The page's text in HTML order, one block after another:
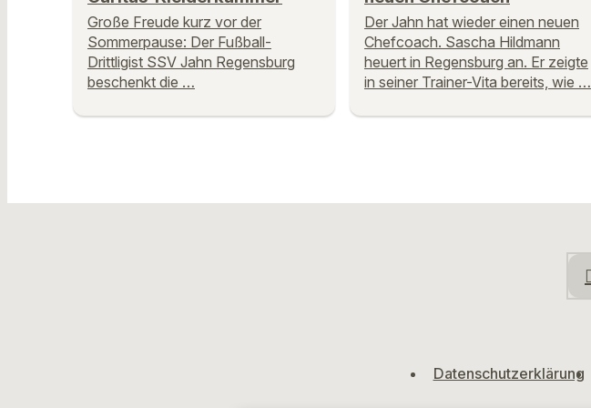
Große Freude kurz vor der
Sommerpause: Der Fußball-
Drittligist SSV Jahn Regensburg
beschenkt die …
Der Jahn hat wieder einen neuen
Chefcoach. Sascha Hildmann
heuert in Regensburg an. Er zeigte
in seiner Trainer-Vita bereits, wie …
Datenschutzerklärung